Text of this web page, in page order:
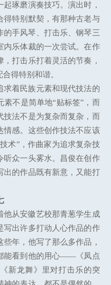
琢磨演奏技巧。演出时，
得特别默契，有那种古老与
的手风琴、打击乐、钢琴三
内乐体裁的一次尝试。在作
打击乐打着灵活的节奏，
得特别和谐。
求着民族元素和现代技法的
不是简单地“贴标签”，而
技法不是为复杂而复杂，而
情感。这些创作技法不应该
术”，作曲家为追求复杂技
听众一头雾水。昌俊在创作
出的作品既有新意，又能打
他从安徽艺校那青葱学生成
写出许多打动人心作品的作
年，他写了那么多作品，
能看到他的用心——《凤点
新龙舞》里对打击乐的突